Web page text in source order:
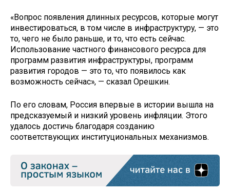
«Вопрос появления длинных ресурсов, которые могут
инвестироваться, в том числе в инфраструктуру, — это
то, чего не было раньше, и то, что есть сейчас.
Использование частного финансового ресурса для
программ развития инфраструктуры, программ
развития городов — это то, что появилось как
возможность сейчас», — сказал Орешкин.
По его словам, Россия впервые в истории вышла на
предсказуемый и низкий уровень инфляции. Этого
удалось достичь благодаря созданию
соответствующих институциональных механизмов.